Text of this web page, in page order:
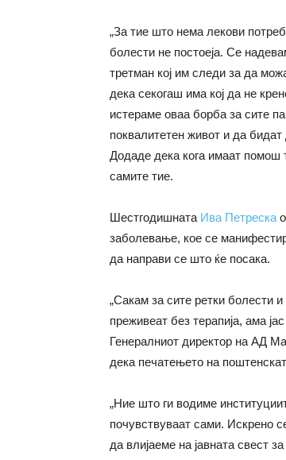
„За тие што нема лекови
болести не постоеја. Се
третман кој им следи за да
дека секогаш има кој да не
истераме оваа борба за сите
поквалитетен живот и да
Додаде дека кога имаат помош
самите тие.
Шестгодишната Ива Петреска
заболевање, кое се
да направи се што ќе посака.
„Сакам за сите ретки болести
преживеат без терапија, ама
Генералниот директор на АД
дека печатењето на
„Ние што ги водиме
почувствуваат сами. Искрено
да влијаеме на јавната свест